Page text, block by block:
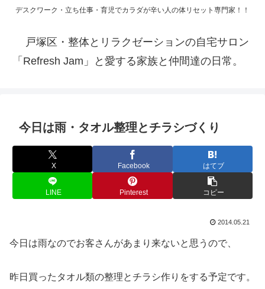
デスクワーク・立ち仕事・育児でカラダが辛い人の体リセット専門家！！
戸塚区・整体とリラクゼーションの自宅サロン
「Refresh Jam」と愛する家族と仲間達の日常。
今日は雨・タオル整理とチラシづくり
X Facebook はてブ
LINE Pinterest コピー
2014.05.21
今日は雨なのでお客さんがあまり来ないと思うので、
昨日買ったタオル類の整理とチラシ作りをする予定です。